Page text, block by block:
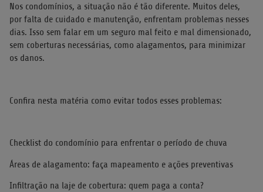
Nos condomínios, a situação não é tão diferente. Muitos deles,
por falta de cuidado e manutenção, enfrentam problemas nesses
dias. Isso sem falar em um seguro mal feito e mal dimensionado,
sem coberturas necessárias, como alagamentos, para minimizar
os danos.
Confira nesta matéria como evitar todos esses problemas:
Checklist do condomínio para enfrentar o período de chuva
Áreas de alagamento: faça mapeamento e ações preventivas
Infiltração na laje de cobertura: quem paga a conta?